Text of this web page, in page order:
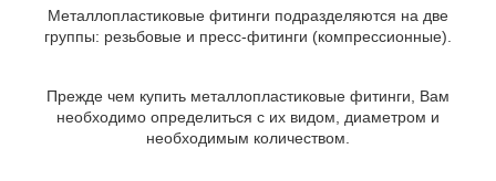
Металлопластиковые фитинги подразделяются на две
группы: резьбовые и пресс-фитинги (компрессионные).
Прежде чем купить металлопластиковые фитинги, Вам
необходимо определиться с их видом, диаметром и
необходимым количеством.